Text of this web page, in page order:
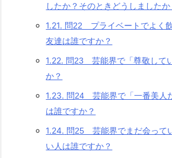
したか？そのときどうしましたか
1.21. 問22 プライベートでよく
友達は誰ですか？
1.22. 問23 芸能界で「尊敬して
か？
1.23. 問24 芸能界で「一番美人
は誰ですか？
1.24. 問25 芸能界でまだ会って
い人は誰ですか？